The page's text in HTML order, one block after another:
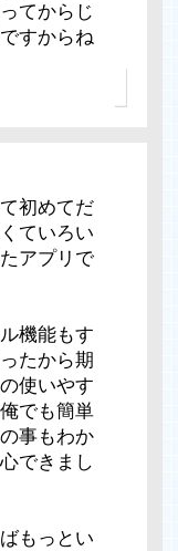
てからじ
すからね
初めてだ
ていろい
アプリで
機能もす
たから期
使いやす
でも簡単
事もわか
できまし
もっとい